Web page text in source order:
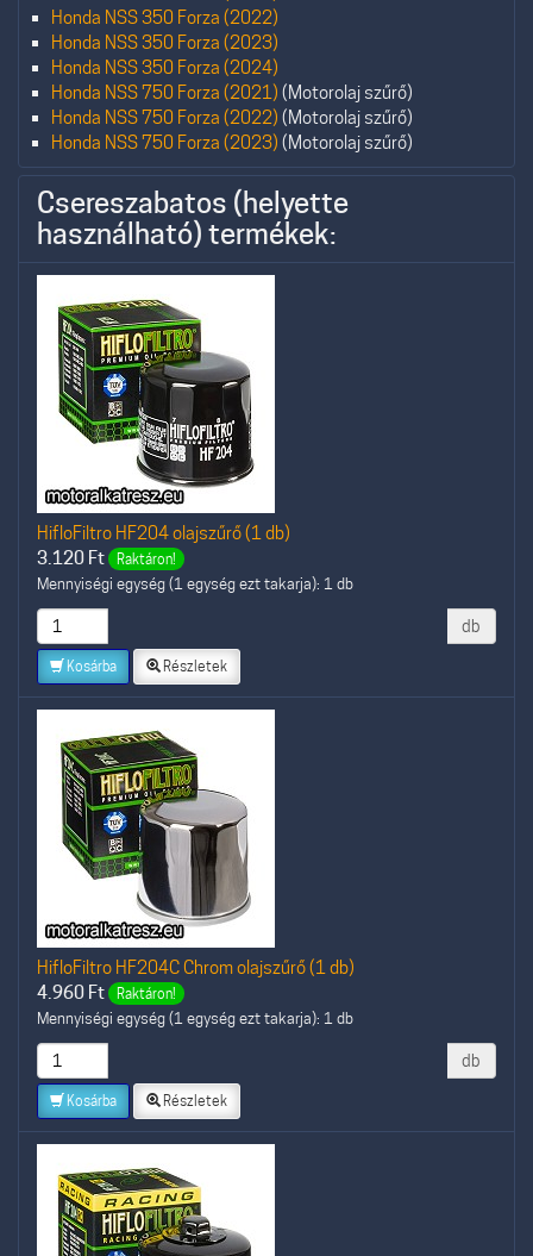
Honda NSS 350 Forza (2022)
Honda NSS 350 Forza (2023)
Honda NSS 350 Forza (2024)
Honda NSS 750 Forza (2021) (Motorolaj szűrő)
Honda NSS 750 Forza (2022) (Motorolaj szűrő)
Honda NSS 750 Forza (2023) (Motorolaj szűrő)
Csereszabatos (helyette
használható) termékek:
HifloFiltro HF204 olajszűrő (1 db)
3.120 Ft Raktáron!
Mennyiségi egység (1 egység ezt takarja): 1 db
db
Kosárba Részletek
HifloFiltro HF204C Chrom olajszűrő (1 db)
4.960 Ft Raktáron!
Mennyiségi egység (1 egység ezt takarja): 1 db
db
Kosárba Részletek